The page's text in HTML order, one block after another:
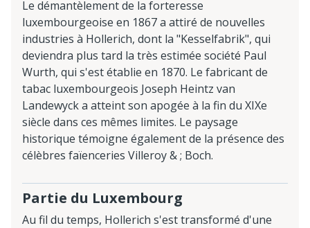
Le démantèlement de la forteresse
luxembourgeoise en 1867 a attiré de nouvelles
industries à Hollerich, dont la "Kesselfabrik", qui
deviendra plus tard la très estimée société Paul
Wurth, qui s'est établie en 1870. Le fabricant de
tabac luxembourgeois Joseph Heintz van
Landewyck a atteint son apogée à la fin du XIXe
siècle dans ces mêmes limites. Le paysage
historique témoigne également de la présence des
célèbres faïenceries Villeroy & ; Boch.
Partie du Luxembourg
Au fil du temps, Hollerich s'est transformé d'une